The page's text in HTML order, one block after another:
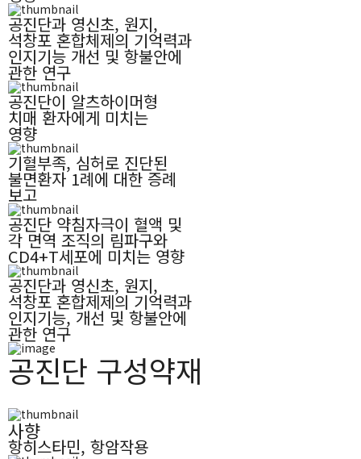
공진단과 영신초, 원지,
석창포 혼합체제의 기억력과
인지기능 개선 및 항불안에
관한 연구
공진단이 알츠하이머형
치매 환자에게 미치는
영향
기혈부족, 심허로 진단된
불면환자 1례에 대한 증례
보고
공진단 약침자극이 혈액 및
각 면역 조직의 림파구와
CD4+T세포에 미치는 영향
공진단과 영신초, 원지,
석창포 혼합제제의 기억력과
인지기능, 개선 및 항불안에
관한 연구
공진단 구성약재
사향
항히스타민, 항암작용